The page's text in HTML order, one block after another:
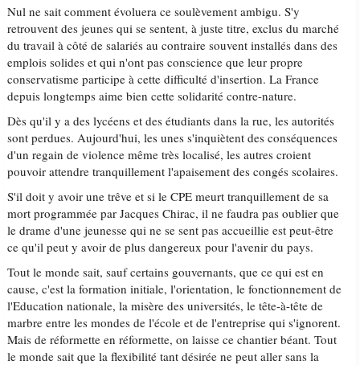
Nul ne sait comment évoluera ce soulèvement ambigu. S'y
retrouvent des jeunes qui se sentent, à juste titre, exclus du marché
du travail à côté de salariés au contraire souvent installés dans des
emplois solides et qui n'ont pas conscience que leur propre
conservatisme participe à cette difficulté d'insertion. La France
depuis longtemps aime bien cette solidarité contre-nature.
Dès qu'il y a des lycéens et des étudiants dans la rue, les autorités
sont perdues. Aujourd'hui, les unes s'inquiètent des conséquences
d'un regain de violence même très localisé, les autres croient
pouvoir attendre tranquillement l'apaisement des congés scolaires.
S'il doit y avoir une trêve et si le CPE meurt tranquillement de sa
mort programmée par Jacques Chirac, il ne faudra pas oublier que
le drame d'une jeunesse qui ne se sent pas accueillie est peut-être
ce qu'il peut y avoir de plus dangereux pour l'avenir du pays.
Tout le monde sait, sauf certains gouvernants, que ce qui est en
cause, c'est la formation initiale, l'orientation, le fonctionnement de
l'Education nationale, la misère des universités, le tête-à-tête de
marbre entre les mondes de l'école et de l'entreprise qui s'ignorent.
Mais de réformette en réformette, on laisse ce chantier béant. Tout
le monde sait que la flexibilité tant désirée ne peut aller sans la